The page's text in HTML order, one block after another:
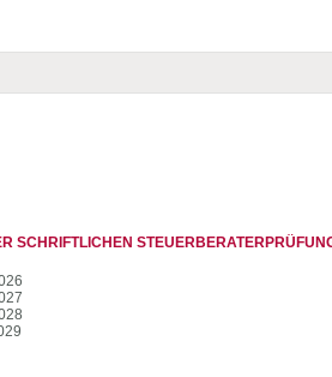
SCHRIFTLICHEN